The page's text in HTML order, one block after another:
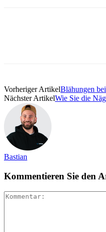
Vorheriger ArtikelBlähungen
Nächster ArtikelWie Sie die
Bastian
Kommentieren Sie den